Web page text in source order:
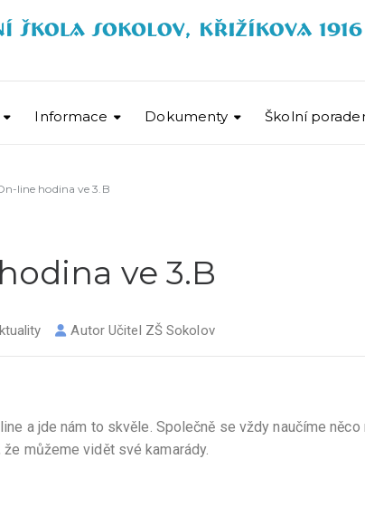
Informace Dokumenty Školní
line hodina ve 3.B
ve 3.B
AutorUčitel ZŠ Sokolov
a jde nám to skvěle. Společně se vždy naučíme
můžeme vidět své kamarády.